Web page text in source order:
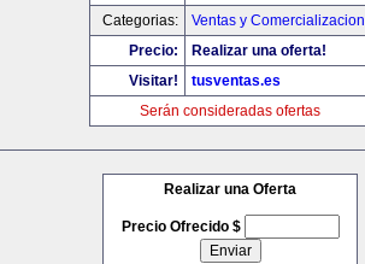
Categorias:
Ventas y Comercializacion
Precio:
Realizar una oferta!
Visitar!
tusventas.es
Serán consideradas ofertas
Realizar una Oferta
Precio Ofrecido $